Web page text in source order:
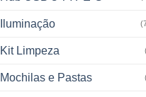
Iluminação
Kit Limpeza
Mochilas e Pastas